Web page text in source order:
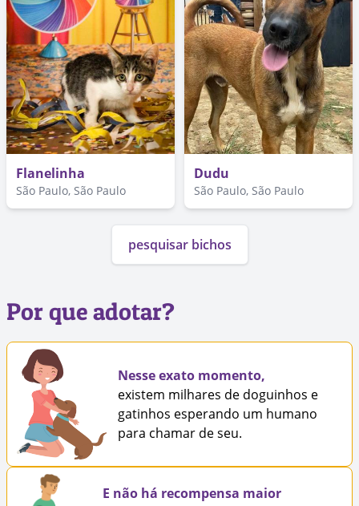
Flanelinha
São Paulo, São Paulo
Dudu
São Paulo, São Paulo
pesquisar bichos
Por que adotar?
Nesse exato momento,
existem milhares de doguinhos e
gatinhos esperando um humano
para chamar de seu.
E não há recompensa maior